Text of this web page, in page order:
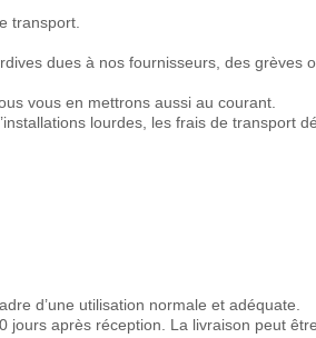
transport.
dues à nos fournisseurs, des grèves
vous en mettrons aussi au courant.
lourdes, les frais de transport
d’une utilisation normale et adéquate.
après réception. La livraison peut